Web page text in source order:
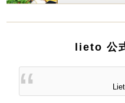
lieto 公